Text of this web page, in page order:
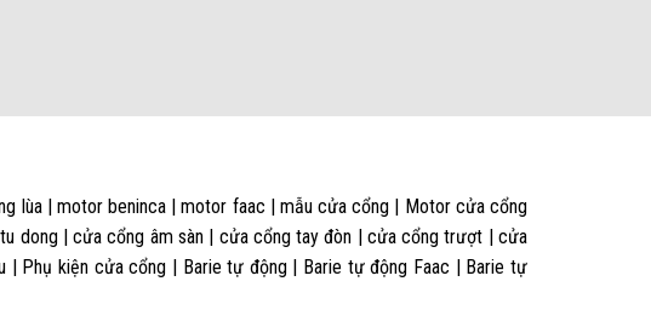
lùa | motor beninca | motor faac | mẫu cửa cổng | Motor cửa cổng
dong | cửa cổng âm sàn | cửa cổng tay đòn | cửa cổng trượt | cửa
Phụ kiện cửa cổng | Barie tự động | Barie tự động Faac | Barie tự